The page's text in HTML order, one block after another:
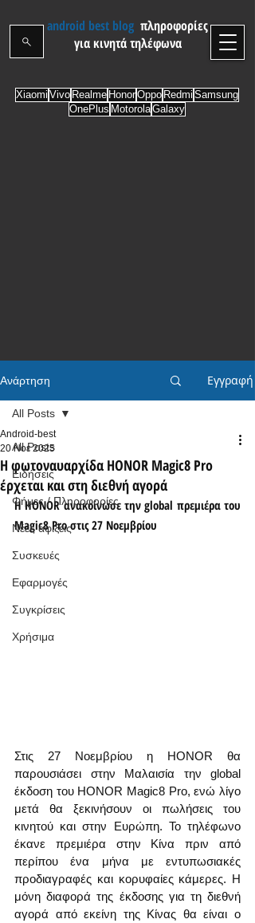
android best blog πληροφορίες
για κινητά τηλέφωνα
Xiaomi Vivo Realme HonorOppo Redmi Samsung
OnePlus MotorolaGalaxy
Ανάρτηση Εγγραφή
All Posts
Ειδήσεις
Φήμες / Πληροφορίες
Νέες αφίξεις
Συσκευές
Εφαρμογές
Συγκρίσεις
Χρήσιμα
All Posts
Η φωτοναυαρχίδα HONOR Magic8 Pro
έρχεται και στη διεθνή αγορά
Android-best
20 Νοε 2025
Η HONOR ανακοίνωσε την global πρεμιέρα του
Magic8 Pro στις 27 Νοεμβρίου
Στις 27 Νοεμβρίου η HONOR θα
παρουσιάσει στην Μαλαισία την global
έκδοση του HONOR Magic8 Pro, ενώ λίγο
μετά θα ξεκινήσουν οι πωλήσεις του
κινητού και στην Ευρώπη. Το τηλέφωνο
έκανε πρεμιέρα στην Κίνα πριν από
περίπου ένα μήνα με εντυπωσιακές
προδιαγραφές και κορυφαίες κάμερες. Η
μόνη διαφορά της έκδοσης για τη διεθνή
αγορά από εκείνη της Κίνας θα είναι ο